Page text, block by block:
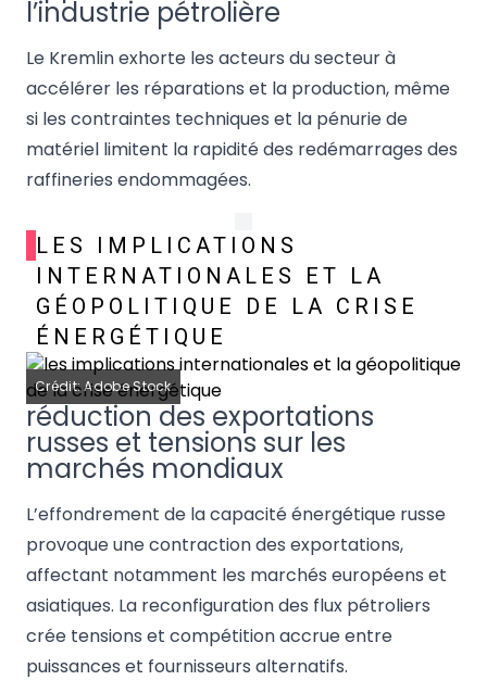
l’industrie pétrolière
Le Kremlin exhorte les acteurs du secteur à
accélérer les réparations et la production, même
si les contraintes techniques et la pénurie de
matériel limitent la rapidité des redémarrages des
raffineries endommagées.
LES IMPLICATIONS
INTERNATIONALES ET LA
GÉOPOLITIQUE DE LA CRISE
ÉNERGÉTIQUE
Crédit: Adobe Stock
réduction des exportations
russes et tensions sur les
marchés mondiaux
L’effondrement de la capacité énergétique russe
provoque une contraction des exportations,
affectant notamment les marchés européens et
asiatiques. La reconfiguration des flux pétroliers
crée tensions et compétition accrue entre
puissances et fournisseurs alternatifs.